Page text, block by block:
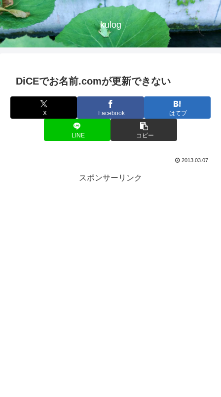
kulog
DiCEでお名前.comが更新できない
X Facebook はてブ
LINE コピー
2013.03.07
スポンサーリンク